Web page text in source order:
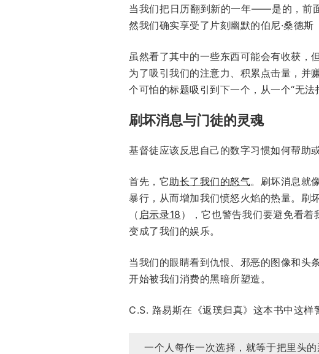
当我们把日历翻到新的一年——是的，前
然我们确实享受了片刻幽默的伯尼·桑德
虽然看了其中的一些东西可能会有收获，
为了吸引我们的注意力、积累点击量，
个可怕的标题吸引到下一个，从一个“无法
刷坏消息与门徒的灵魂
基督徒应该反思自己的数字习惯如何帮助
首先，它助长了我们的怒气。刷坏消息就
暴行，从而增加我们愤怒火焰的热量。刷
（ 启示录18 ），它也警告我们要避免看着
变成了我们的娱乐。
当我们的眼睛看到仇恨、邪恶的图像和头
开始被我们消费的黑暗所塑造。
C.S. 路易斯在《返璞归真》这本书中这样
一个人每作一次选择，就等于把里头